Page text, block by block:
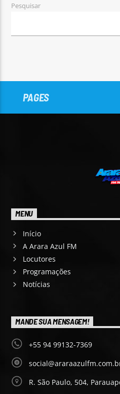
Pesquisar
PAGES
MENU
Início
A Arara Azul FM
Locutores
Programações
Notícias
MANDE SUA MENSAGEM!
+55 94 99132-7369
R. São Paulo, 504,